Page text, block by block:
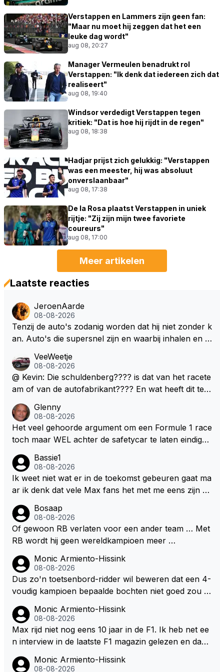
Verstappen en Lammers zijn geen fan:
"Maar nu moet hij zeggen dat het een
leuke dag wordt"
aug 08, 20:27
Manager Vermeulen benadrukt rol
Verstappen: "Ik denk dat iedereen zich dat
realiseert"
aug 08, 19:40
Windsor verdedigt Verstappen tegen
kritiek: "Dat is hoe hij rijdt in de regen"
aug 08, 18:38
Hadjar prijst zich gelukkig: "Verstappen
was een meester, hij was absoluut
onverslaanbaar"
aug 08, 17:38
De la Rosa plaatst Verstappen in uniek
rijtje: "Zij zijn mijn twee favoriete
coureurs"
aug 08, 17:00
Meer artikelen
Laatste reacties
JeroenAarde
08-08-2026
Tenzij de auto's zodanig worden dat hij niet zonder k
an. Auto's die supersnel zijn en waarbij inhalen en v
ronkende motoren en op de grenzen rijden van de
mogelijkheden. Het ouderwetse racen waarbij de ma
nnen en jongens verdeeld worden. Als deze auto's g
uden dan dat hij op dit moment beweerd. Dan kan hij
zijn talenten en uitzonderlijke klasse laten zien en he
eft daar enorm veel lol aan.
VeeWeetje
08-08-2026
@ Kevin: Die schuldenberg???? is dat van het racete
am of van de autofabrikant???? En wat heeft dit te
ert nu de spindoctor van newey geworden?? Eerlijk
gezegd snap ik de de kop én het artikel niet echt.
Glenny
08-08-2026
Het veel gehoorde argument om een Formule 1 race
toch maar WEL achter de safetycar te laten eindigen
dat men vreest voor een brandstof tekort. Kennelijk
rijden de teams met tot op de liter afgemeten peut...
Bassie1
08-08-2026
Ik weet niet wat er in de toekomst gebeuren gaat ma
ar ik denk dat vele Max fans het met me eens zijn da
zijn als Alonso samen met Max ergens in een vieren
twings uur race samen in een team zouden zitten. D
eze 2 coureurs zouden een fantastisch affiche zijn v
Bosaap
08-08-2026
Of gewoon RB verlaten voor een ander team … Met
RB wordt hij geen wereldkampioen meer …
Monic Armiento-Hissink
08-08-2026
Dus zo'n toetsenbord-ridder wil beweren dat een 4-
voudig kampioen bepaalde bochten niet goed zou n
e reglementen wel goed vindt.
Monic Armiento-Hissink
08-08-2026
Max rijd niet nog eens 10 jaar in de F1. Ik heb net ee
n interview in de laatste F1 magazin gelezen en daari
10, 20 jaar ziet staan, zijn antwoord:" dan moet er e
Monic Armiento-Hissink
08-08-2026